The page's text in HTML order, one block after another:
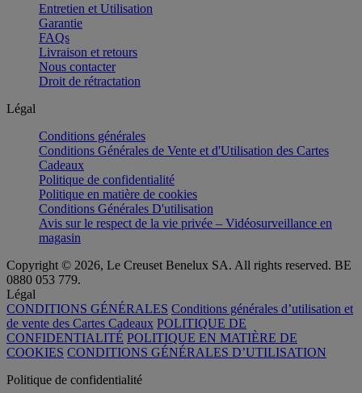
Entretien et Utilisation
Garantie
FAQs
Livraison et retours
Nous contacter
Droit de rétractation
Légal
Conditions générales
Conditions Générales de Vente et d'Utilisation des Cartes
Cadeaux
Politique de confidentialité
Politique en matière de cookies
Conditions Générales D'utilisation
Avis sur le respect de la vie privée – Vidéosurveillance en
magasin
Copyright © 2026, Le Creuset Benelux SA. All rights reserved. BE
0880 053 779.
Légal
CONDITIONS GÉNÉRALES Conditions générales d’utilisation et
de vente des Cartes Cadeaux POLITIQUE DE
CONFIDENTIALITÉ POLITIQUE EN MATIÈRE DE
COOKIES CONDITIONS GÉNÉRALES D’UTILISATION
Politique de confidentialité